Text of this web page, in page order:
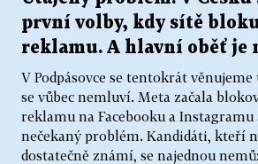
první volby, kdy sítě
reklamu. A hlavní oběť je
V Podpásovce se tentokrát
se vůbec nemluví. Meta začala
reklamu na Facebooku a
nečekaný problém. Kandidáti, kteří
dostatečně známí, se najednou